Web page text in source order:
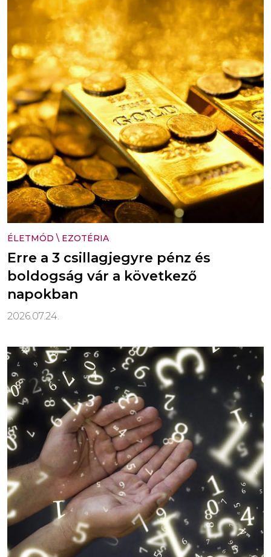
ÉLETMÓD \ EZOTÉRIA
Erre a 3 csillagjegyre pénz és
boldogság vár a következő
napokban
2026.07.24.